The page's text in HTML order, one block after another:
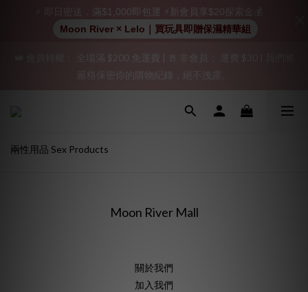
「保密出貨」（無店鋪資訊、一般紙箱）、隱私保護、加密付款、
立即註冊成為會員！
加入會員即享$20購物金  訂單商品好評再享$15購物金
👑 會員特權： 全場滿 $200 免運費 | 🚪 非會員： 運費 $30 | 我們將
嚴格保密你的購物紀錄，絕不洩露。
「保密出貨」（無店鋪資訊、一般紙箱）、隱私保護、加密付款、
兩性用品 Sex Products
Moon River Mall
關於我們
加入我們
⚡ 即日密送．滿$1,000即包運 ⚡新會員享$20探索金💰
Moon River × Lelo｜買玩具即贈保濕精華組